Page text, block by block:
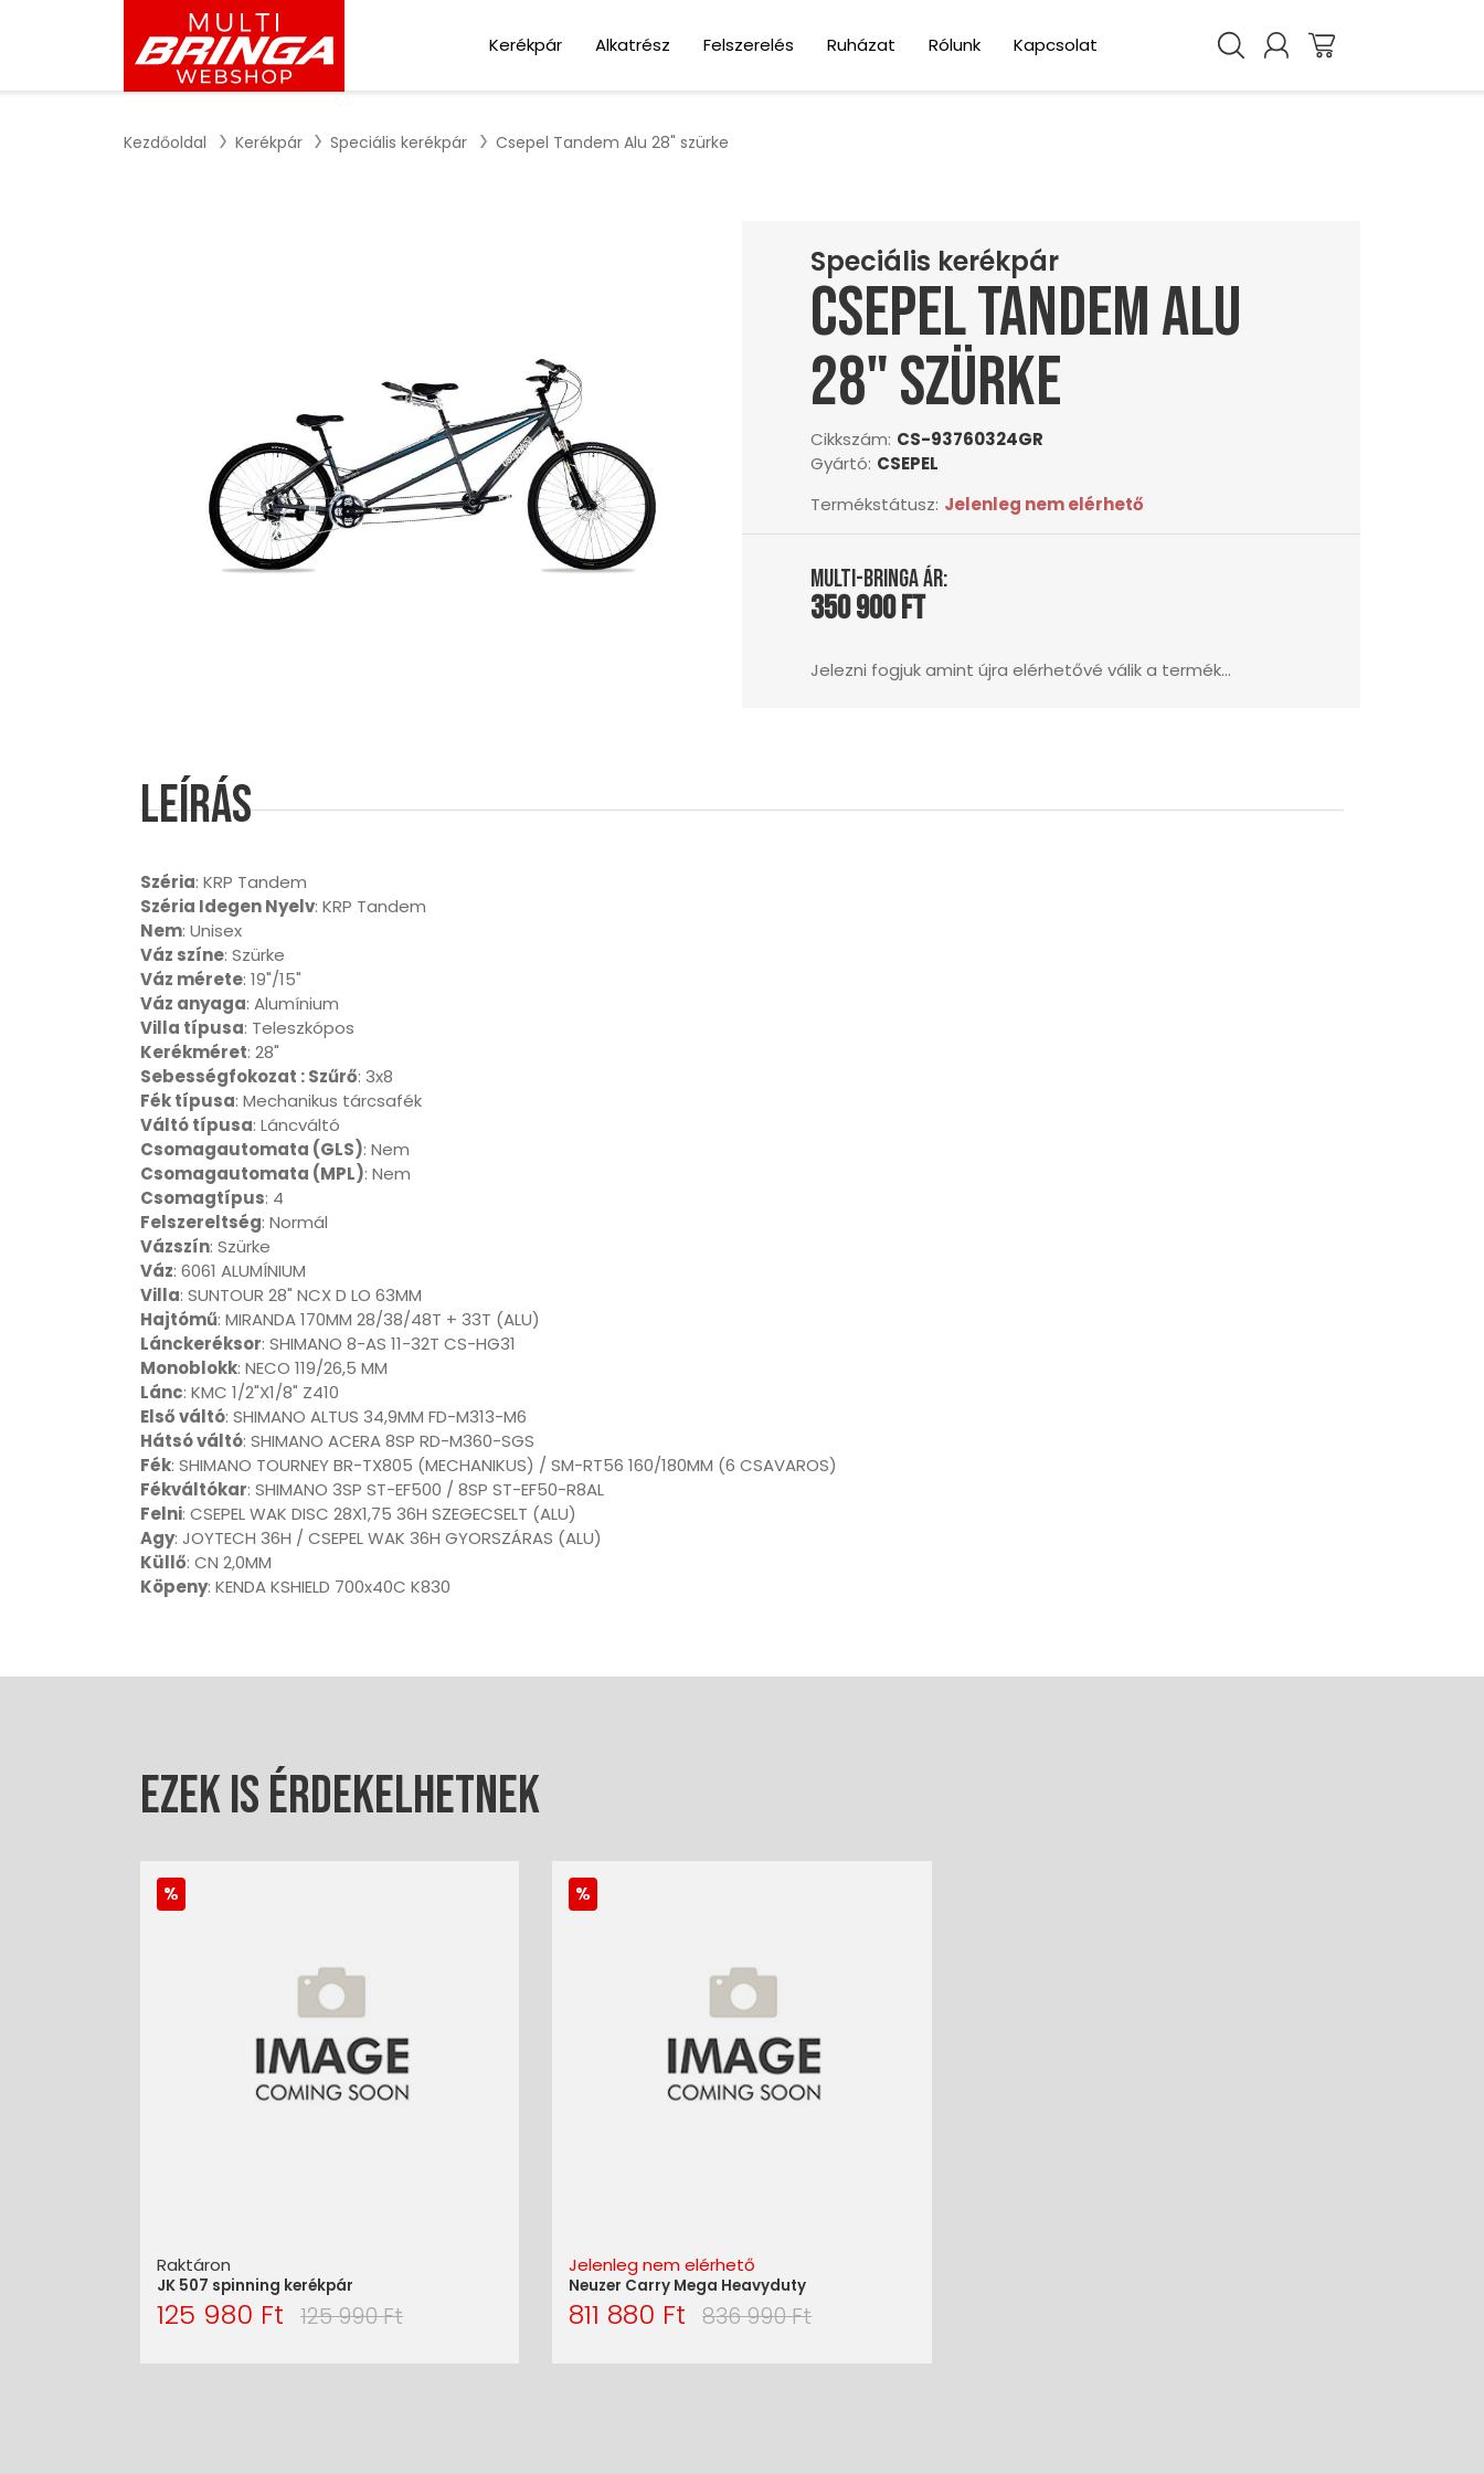
Kerékpár Alkatrész Felszerelés Ruházat Rólunk Kapcsolat
Kezdőoldal Kerékpár Speciális kerékpár Csepel Tandem Alu 28" szürke
Speciális kerékpár
Csepel Tandem Alu
28" szürke
Cikkszám: CS-93760324GR
Gyártó: CSEPEL
Termékstátusz: Jelenleg nem elérhető
Multi-Bringa ár:
350 900 Ft
Jelezni fogjuk amint újra elérhetővé válik a termék...
Leírás
Széria: KRP Tandem
Széria Idegen Nyelv: KRP Tandem
Nem: Unisex
Váz színe: Szürke
Váz mérete: 19"/15"
Váz anyaga: Alumínium
Villa típusa: Teleszkópos
Kerékméret: 28"
Sebességfokozat : Szűrő: 3x8
Fék típusa: Mechanikus tárcsafék
Váltó típusa: Láncváltó
Csomagautomata (GLS): Nem
Csomagautomata (MPL): Nem
Csomagtípus: 4
Felszereltség: Normál
Vázszín: Szürke
Váz: 6061 ALUMÍNIUM
Villa: SUNTOUR 28" NCX D LO 63MM
Hajtómű: MIRANDA 170MM 28/38/48T + 33T (ALU)
Lánckeréksor: SHIMANO 8-AS 11-32T CS-HG31
Monoblokk: NECO 119/26,5 MM
Lánc: KMC 1/2"X1/8" Z410
Első váltó: SHIMANO ALTUS 34,9MM FD-M313-M6
Hátsó váltó: SHIMANO ACERA 8SP RD-M360-SGS
Fék: SHIMANO TOURNEY BR-TX805 (MECHANIKUS) / SM-RT56 160/180MM (6 CSAVAROS)
Fékváltókar: SHIMANO 3SP ST-EF500 / 8SP ST-EF50-R8AL
Felni: CSEPEL WAK DISC 28X1,75 36H SZEGECSELT (ALU)
Agy: JOYTECH 36H / CSEPEL WAK 36H GYORSZÁRAS (ALU)
Küllő: CN 2,0MM
Köpeny: KENDA KSHIELD 700x40C K830
Ezek is érdekelhetnek
Raktáron
JK 507 spinning kerékpár
125 980 Ft 125 990 Ft
Jelenleg nem elérhető
Neuzer Carry Mega Heavyduty
811 880 Ft 836 990 Ft